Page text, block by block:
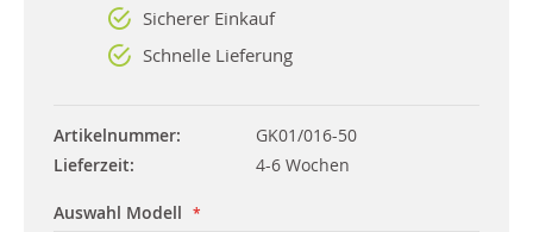
Sicherer Einkauf
Schnelle Lieferung
Artikelnummer
GK01/016-50
Lieferzeit
4-6 Wochen
Auswahl Modell